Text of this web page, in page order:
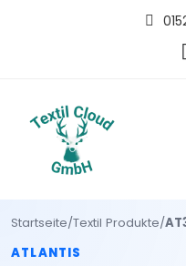
Startseite/Textil Produkte/
ATLANTIS